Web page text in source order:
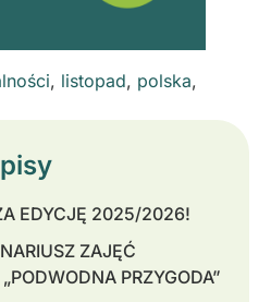
, listopad, polska,
EDYCJĘ 2025/2026!
ZAJĘĆ
PRZYGODA”